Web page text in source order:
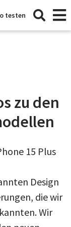
testen
zu den
15 Plus
Design
die wir
Wir